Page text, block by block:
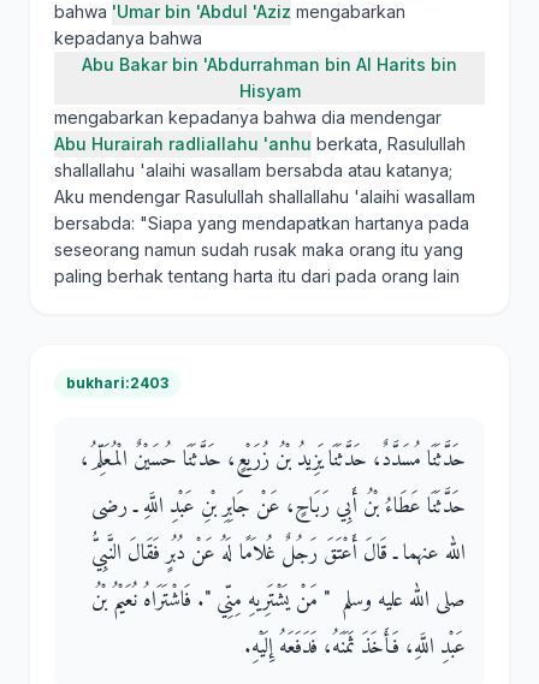
bahwa 'Umar bin 'Abdul 'Aziz mengabarkan
kepadanya bahwa
Abu Bakar bin 'Abdurrahman bin Al Harits bin
Hisyam
mengabarkan kepadanya bahwa dia mendengar
Abu Hurairah radliallahu 'anhu berkata, Rasulullah
shallallahu 'alaihi wasallam bersabda atau katanya;
Aku mendengar Rasulullah shallallahu 'alaihi wasallam
bersabda: "Siapa yang mendapatkan hartanya pada
seseorang namun sudah rusak maka orang itu yang
paling berhak tentang harta itu dari pada orang lain
bukhari:2403
حَدَّثَنَا مُسَدَّدٌ، حَدَّثَنَا يَزِيدُ بْنُ زُرَيْعٍ، حَدَّثَنَا حُسَيْنٌ الْمُعَلِّمُ،
حَدَّثَنَا عَطَاءُ بْنُ أَبِي رَبَاحٍ، عَنْ جَابِرِ بْنِ عَبْدِ اللَّهِ ـ رضى
الله عنهما ـ قَالَ أَعْتَقَ رَجُلٌ غُلاَمًا لَهُ عَنْ دُبُرٍ فَقَالَ النَّبِيُّ
صلى الله عليه وسلم ‏ "‏ مَنْ يَشْتَرِيهِ مِنِّي ‏"‏‏.‏ فَاشْتَرَاهُ نُعَيْمُ بْنُ
عَبْدِ اللَّهِ، فَأَخَذَ ثَمَنَهُ، فَدَفَعَهُ إِلَيْهِ‏.‏